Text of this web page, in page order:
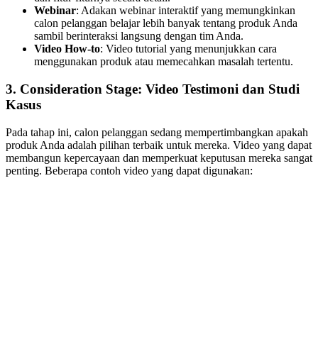
Webinar: Adakan webinar interaktif yang memungkinkan
calon pelanggan belajar lebih banyak tentang produk Anda
sambil berinteraksi langsung dengan tim Anda.
Video How-to: Video tutorial yang menunjukkan cara
menggunakan produk atau memecahkan masalah tertentu.
3. Consideration Stage: Video Testimoni dan Studi
Kasus
Pada tahap ini, calon pelanggan sedang mempertimbangkan apakah
produk Anda adalah pilihan terbaik untuk mereka. Video yang dapat
membangun kepercayaan dan memperkuat keputusan mereka sangat
penting. Beberapa contoh video yang dapat digunakan: